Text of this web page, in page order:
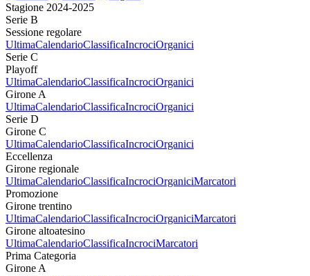
Stagione 2024-2025
Serie B
Sessione regolare
UltimaCalendarioClassificaIncrociOrganici
Serie C
Playoff
UltimaCalendarioClassificaIncrociOrganici
Girone A
UltimaCalendarioClassificaIncrociOrganici
Serie D
Girone C
UltimaCalendarioClassificaIncrociOrganici
Eccellenza
Girone regionale
UltimaCalendarioClassificaIncrociOrganiciMarcatori
Promozione
Girone trentino
UltimaCalendarioClassificaIncrociOrganiciMarcatori
Girone altoatesino
UltimaCalendarioClassificaIncrociMarcatori
Prima Categoria
Girone A